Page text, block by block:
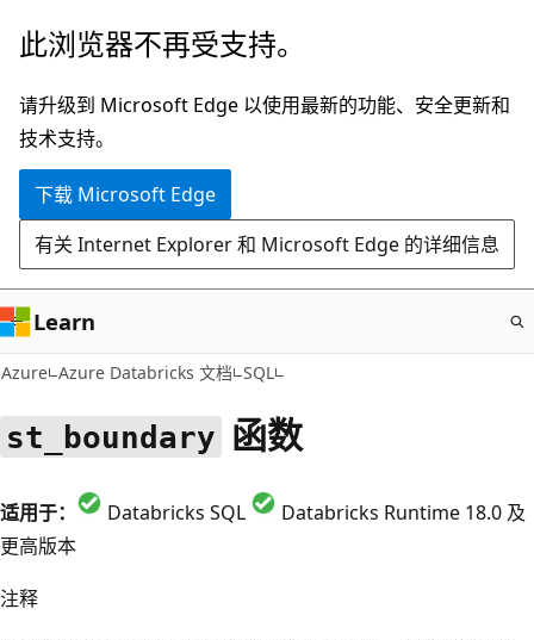
跳
主
要
内
此浏览器不再受支持。
请升级到 Microsoft Edge 以使用最新的功能、安全更新和
技术支持。
下载 Microsoft Edge
有关 Internet Explorer 和 Microsoft Edge 的详细信息
Learn
Azure Azure Databricks 文档 SQL
st_boundary 函数
适用于： Databricks SQL
Databricks Runtime 18.0 及
更高版本
注释